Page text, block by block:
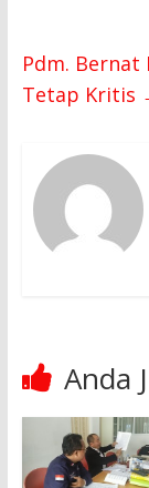
Pdm. Bernat
Tetap Kritis
Anda